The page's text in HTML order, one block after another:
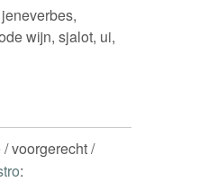
wijn, sjalot, ui,
voorgerecht /
: